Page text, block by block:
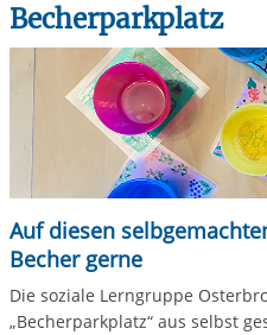
Becherparkplatz
Auf diesen
Becher gerne
Die soziale Lerngruppe
„Becherparkplatz“ aus selbst